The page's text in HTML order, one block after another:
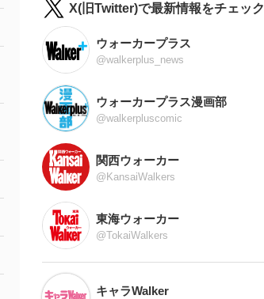
X(旧Twitter)で最新情報をチェック
ウォーカープラス
@walkerplus_news
ウォーカープラス漫画部
@walkerpluscomic
関西ウォーカー
@KansaiWalkers
東海ウォーカー
@TokaiWalkers
キャラWalker